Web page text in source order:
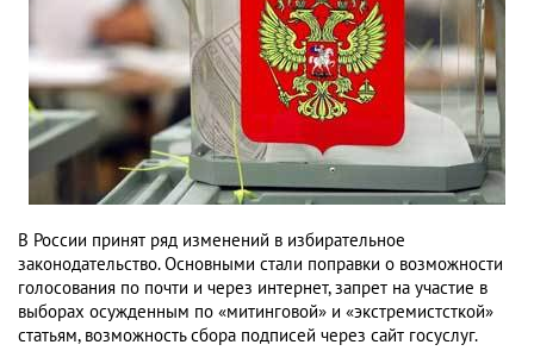
В России принят ряд изменений в избирательное
законодательство. Основными стали поправки о возможности
голосования по почти и через интернет, запрет на участие в
выборах осужденным по «митинговой» и «экстремистсткой»
статьям, возможность сбора подписей через сайт госуслуг.